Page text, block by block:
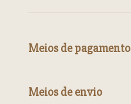
Meios de pagamento
Meios de envio